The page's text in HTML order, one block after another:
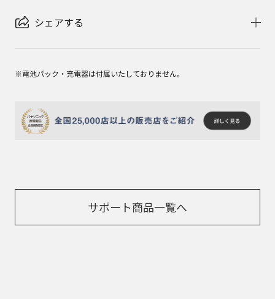
シェアする
※電池パック・充電器は付属いたしておりません。
サポート商品一覧へ